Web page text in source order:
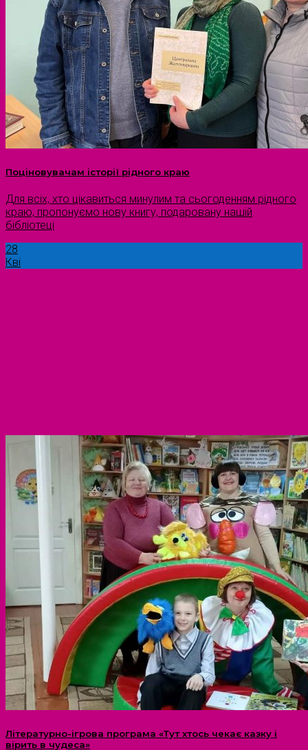
Поціновувачам історії рідного краю
Для всіх, хто цікавиться минулим та сьогоденням рідного
краю, пропонуємо нову книгу, подаровану нашій
бібліотеці
28
Кві
Літературно-ігрова програма «Тут хтось чекає казку і
вірить в чудеса»